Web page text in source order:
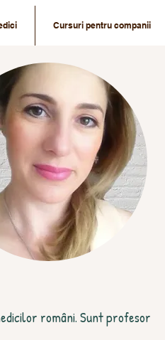
Cursuri pentru companii
români. Sunt profesor